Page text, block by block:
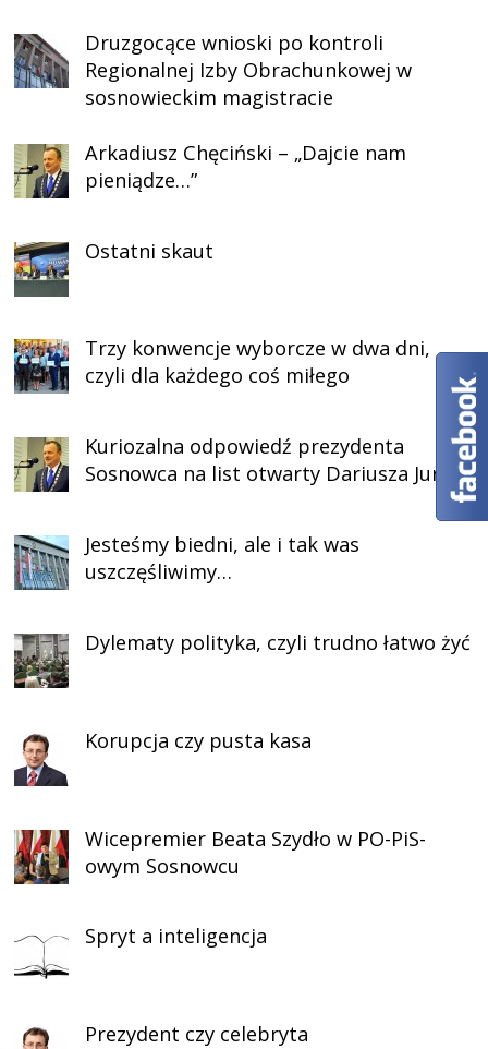
Druzgocące wnioski po kontroli
Regionalnej Izby Obrachunkowej w
sosnowieckim magistracie
Arkadiusz Chęciński – „Dajcie nam
pieniądze…”
Ostatni skaut
Trzy konwencje wyborcze w dwa dni,
czyli dla każdego coś miłego
Kuriozalna odpowiedź prezydenta
Sosnowca na list otwarty Dariusza Jurka
Jesteśmy biedni, ale i tak was
uszczęśliwimy…
Dylematy polityka, czyli trudno łatwo żyć
Korupcja czy pusta kasa
Wicepremier Beata Szydło w PO-PiS-
owym Sosnowcu
Spryt a inteligencja
Prezydent czy celebryta